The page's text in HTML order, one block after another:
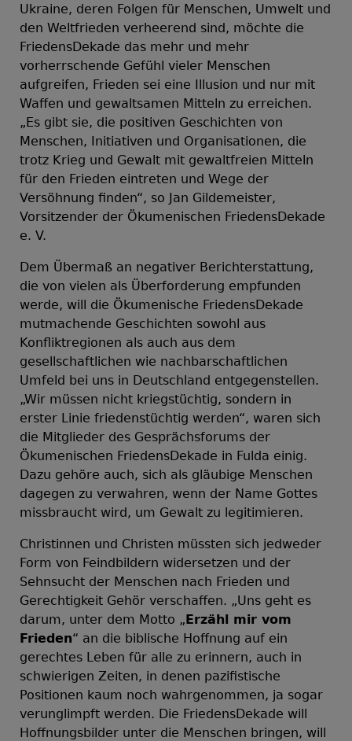
Ukraine, deren Folgen für Menschen, Umwelt und
den Weltfrieden verheerend sind, möchte die
FriedensDekade das mehr und mehr
vorherrschende Gefühl vieler Menschen
aufgreifen, Frieden sei eine Illusion und nur mit
Waffen und gewaltsamen Mitteln zu erreichen.
„Es gibt sie, die positiven Geschichten von
Menschen, Initiativen und Organisationen, die
trotz Krieg und Gewalt mit gewaltfreien Mitteln
für den Frieden eintreten und Wege der
Versöhnung finden“, so Jan Gildemeister,
Vorsitzender der Ökumenischen FriedensDekade
e. V.
Dem Übermaß an negativer Berichterstattung,
die von vielen als Überforderung empfunden
werde, will die Ökumenische FriedensDekade
mutmachende Geschichten sowohl aus
Konfliktregionen als auch aus dem
gesellschaftlichen wie nachbarschaftlichen
Umfeld bei uns in Deutschland entgegenstellen.
„Wir müssen nicht kriegstüchtig, sondern in
erster Linie friedenstüchtig werden“, waren sich
die Mitglieder des Gesprächsforums der
Ökumenischen FriedensDekade in Fulda einig.
Dazu gehöre auch, sich als gläubige Menschen
dagegen zu verwahren, wenn der Name Gottes
missbraucht wird, um Gewalt zu legitimieren.
Christinnen und Christen müssten sich jedweder
Form von Feindbildern widersetzen und der
Sehnsucht der Menschen nach Frieden und
Gerechtigkeit Gehör verschaffen. „Uns geht es
darum, unter dem Motto „Erzähl mir vom
Frieden“ an die biblische Hoffnung auf ein
gerechtes Leben für alle zu erinnern, auch in
schwierigen Zeiten, in denen pazifistische
Positionen kaum noch wahrgenommen, ja sogar
verunglimpft werden. Die FriedensDekade will
Hoffnungsbilder unter die Menschen bringen, will